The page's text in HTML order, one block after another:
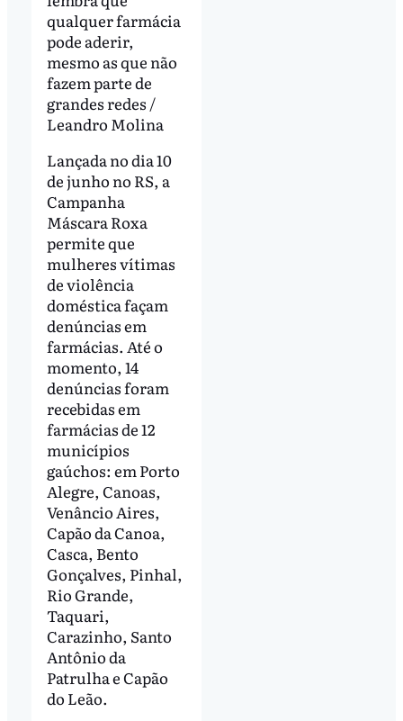
qualquer farmácia
pode aderir,
mesmo as que não
fazem parte de
grandes redes /
Leandro Molina
Lançada no dia 10
de junho no RS, a
Campanha
Máscara Roxa
permite que
mulheres vítimas
de violência
doméstica façam
denúncias em
farmácias. Até o
momento, 14
denúncias foram
recebidas em
farmácias de 12
municípios
gaúchos: em Porto
Alegre, Canoas,
Venâncio Aires,
Capão da Canoa,
Casca, Bento
Gonçalves, Pinhal,
Rio Grande,
Taquari,
Carazinho, Santo
Antônio da
Patrulha e Capão
do Leão.